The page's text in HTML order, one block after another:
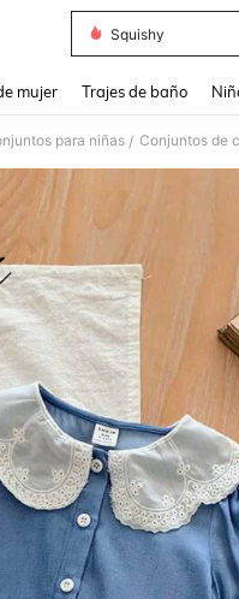
Squishy
mujer Trajes de baño
para niñas / Conjuntos de